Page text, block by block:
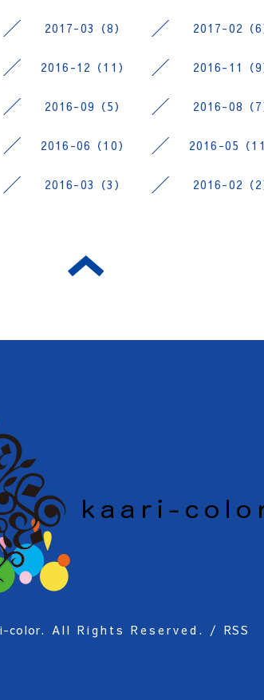
2017-03（8） 2017-02（6
2016-12（11） 2016-11（9
2016-09（5） 2016-08（7
2016-06（10） 2016-05（11
2016-03（3） 2016-02（2
color. All Rights Reserved. /RSS